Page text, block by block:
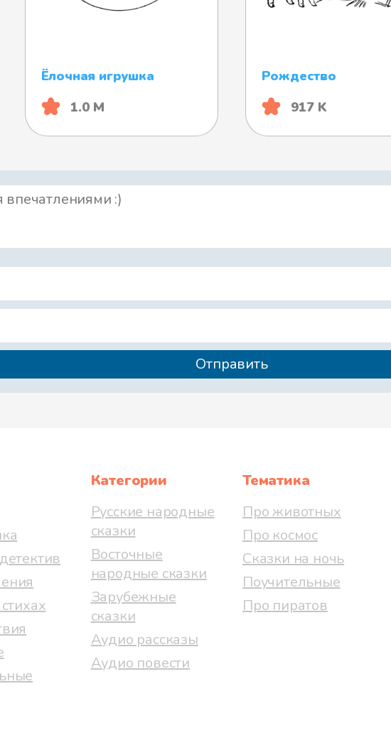
Ёлочная игрушка
1.0 М
Рождество
917 K
Категории
Русские народные
сказки
Восточные
народные сказки
Зарубежные
сказки
Аудио рассказы
Аудио повести
Тематика
Про животных
Про космос
Сказки на ночь
Поучительные
Про пиратов